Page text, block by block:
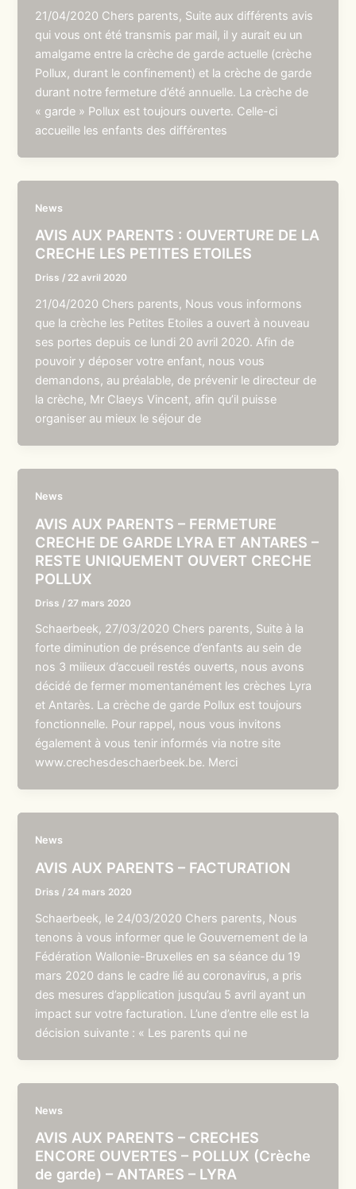
21/04/2020 Chers parents, Suite aux différents avis
qui vous ont été transmis par mail, il y aurait eu un
amalgame entre la crèche de garde actuelle (crèche
Pollux, durant le confinement) et la crèche de garde
durant notre fermeture d’été annuelle. La crèche de
« garde » Pollux est toujours ouverte. Celle-ci
accueille les enfants des différentes
News
AVIS AUX PARENTS : OUVERTURE DE LA
CRECHE LES PETITES ETOILES
Driss / 22 avril 2020
21/04/2020 Chers parents, Nous vous informons
que la crèche les Petites Etoiles a ouvert à nouveau
ses portes depuis ce lundi 20 avril 2020. Afin de
pouvoir y déposer votre enfant, nous vous
demandons, au préalable, de prévenir le directeur de
la crèche, Mr Claeys Vincent, afin qu’il puisse
organiser au mieux le séjour de
News
AVIS AUX PARENTS – FERMETURE
CRECHE DE GARDE LYRA ET ANTARES –
RESTE UNIQUEMENT OUVERT CRECHE
POLLUX
Driss / 27 mars 2020
Schaerbeek, 27/03/2020 Chers parents, Suite à la
forte diminution de présence d’enfants au sein de
nos 3 milieux d’accueil restés ouverts, nous avons
décidé de fermer momentanément les crèches Lyra
et Antarès. La crèche de garde Pollux est toujours
fonctionnelle. Pour rappel, nous vous invitons
également à vous tenir informés via notre site
www.crechesdeschaerbeek.be. Merci
News
AVIS AUX PARENTS – FACTURATION
Driss / 24 mars 2020
Schaerbeek, le 24/03/2020 Chers parents, Nous
tenons à vous informer que le Gouvernement de la
Fédération Wallonie-Bruxelles en sa séance du 19
mars 2020 dans le cadre lié au coronavirus, a pris
des mesures d’application jusqu’au 5 avril ayant un
impact sur votre facturation. L’une d’entre elle est la
décision suivante : « Les parents qui ne
News
AVIS AUX PARENTS – CRECHES
ENCORE OUVERTES – POLLUX (Crèche
de garde) – ANTARES – LYRA